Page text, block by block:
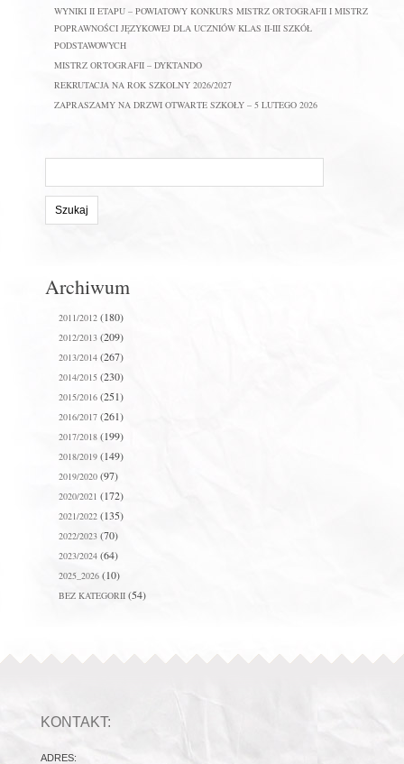
WYNIKI II ETAPU – POWIATOWY KONKURS MISTRZ ORTOGRAFII I MISTRZ
POPRAWNOŚCI JĘZYKOWEJ DLA UCZNIÓW KLAS II-III SZKÓŁ
PODSTAWOWYCH
MISTRZ ORTOGRAFII – DYKTANDO
REKRUTACJA NA ROK SZKOLNY 2026/2027
ZAPRASZAMY NA DRZWI OTWARTE SZKOŁY – 5 LUTEGO 2026
stronie:
Archiwum
2011/2012(180)
2012/2013(209)
2013/2014(267)
2014/2015(230)
2015/2016(251)
2016/2017(261)
2017/2018(199)
2018/2019(149)
2019/2020(97)
2020/2021 (172)
2021/2022(135)
2022/2023(70)
2023/2024(64)
2025_2026(10)
BEZ KATEGORII(54)
KONTAKT:
ADRES: